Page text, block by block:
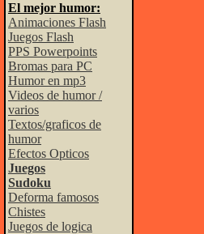
El mejor humor:
Animaciones Flash
Juegos Flash
PPS Powerpoints
Bromas para PC
Humor en mp3
Videos de humor /
varios
Textos/graficos de
humor
Efectos Opticos
Juegos
Sudoku
Deforma famosos
Chistes
Juegos de logica